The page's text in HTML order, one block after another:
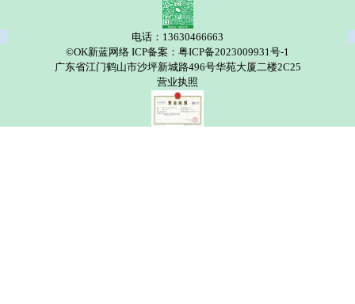
电话：13630466663
©OK新蓝网络 ICP备案：粤ICP备2023009931号-1
广东省江门鹤山市沙坪新城路496号华苑大厦二楼2C25
营业执照